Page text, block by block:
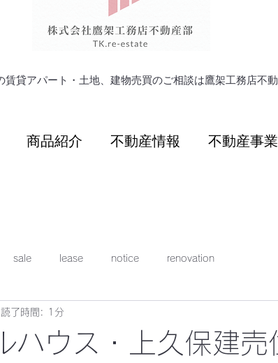
賃貸アパート・土地、建物売買のご相談は鷹架工務店不
商品紹介 不動産情報 不動産事業
sale lease notice renovation
ハウス・上久保建売
読了時間: 1分